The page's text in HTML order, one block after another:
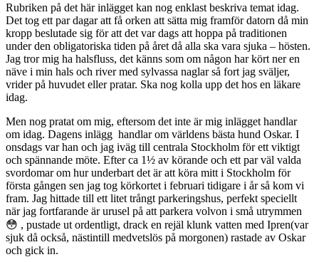
Rubriken på det här inlägget kan nog enklast beskriva temat idag.
Det tog ett par dagar att få orken att sätta mig framför datorn då min
kropp beslutade sig för att det var dags att hoppa på traditionen
under den obligatoriska tiden på året då alla ska vara sjuka – hösten.
Jag tror mig ha halsfluss, det känns som om någon har kört ner en
näve i min hals och river med sylvassa naglar så fort jag sväljer,
vrider på huvudet eller pratar. Ska nog kolla upp det hos en läkare
idag.
Men nog pratat om mig, eftersom det inte är mig inlägget handlar
om idag. Dagens inlägg handlar om världens bästa hund Oskar. I
onsdags var han och jag iväg till centrala Stockholm för ett viktigt
och spännande möte. Efter ca 1½ av körande och ett par väl valda
svordomar om hur underbart det är att köra mitt i Stockholm för
första gången sen jag tog körkortet i februari tidigare i år så kom vi
fram. Jag hittade till ett litet trångt parkeringshus, perfekt speciellt
när jag fortfarande är urusel på att parkera volvon i små utrymmen
😳 , pustade ut ordentligt, drack en rejäl klunk vatten med Ipren(var
sjuk då också, nästintill medvetslös på morgonen) rastade av Oskar
och gick in.